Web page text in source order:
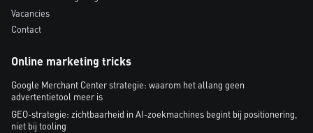
Vacancies
Contact
Online marketing tricks
Google Merchant Center strategie: waarom het allang geen
advertentietool meer is
GEO-strategie: zichtbaarheid in AI-zoekmachines begint bij positionering,
niet bij tooling